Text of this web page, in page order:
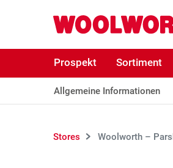
Woolworth GmbH
Prospekt Sortiment
Allgemeine Informationen
Stores Woolworth –